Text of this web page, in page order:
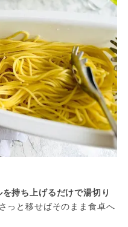
を持ち上げるだけで湯切り
っと移せばそのまま食卓へ